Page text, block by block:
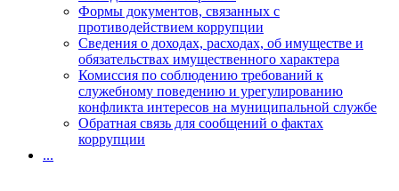
Формы документов, связанных с
противодействием коррупции
Сведения о доходах, расходах, об имуществе и
обязательствах имущественного характера
Комиссия по соблюдению требований к
служебному поведению и урегулированию
конфликта интересов на муниципальной службе
Обратная связь для сообщений о фактах
коррупции
...